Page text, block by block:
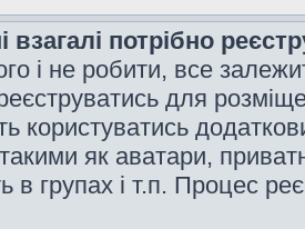
взагалі потрібно
і не робити, все
для
користуватись
як аватари,
в групах і т.п. Процес